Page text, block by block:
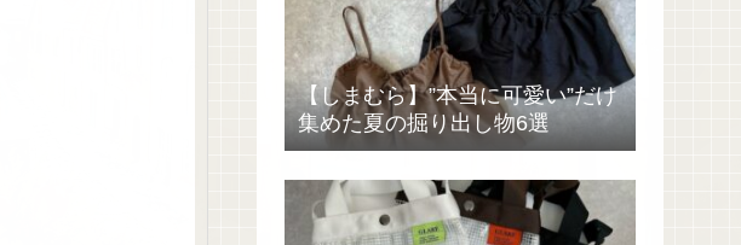
【しまむら】”本当に可愛い”だけ
集めた夏の掘り出し物6選